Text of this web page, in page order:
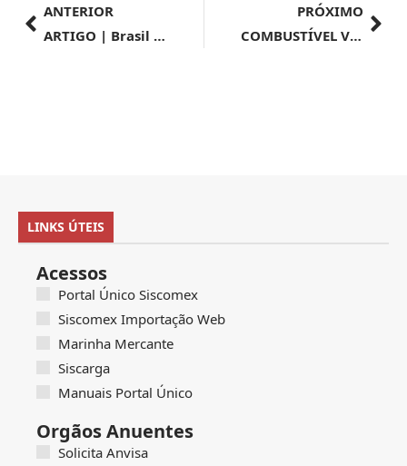
ANTERIOR
ARTIGO | Brasil e China: Os 50 anos de parceria que revolucionam o século XXI
PRÓXIMO
COMBUSTÍVEL VERDE | Alckmin: Brasil pode ser o grande fornecedor de SAF para o mundo
LINKS ÚTEIS
Acessos
Portal Único Siscomex
Siscomex Importação Web
Marinha Mercante
Siscarga
Manuais Portal Único
Orgãos Anuentes
Solicita Anvisa